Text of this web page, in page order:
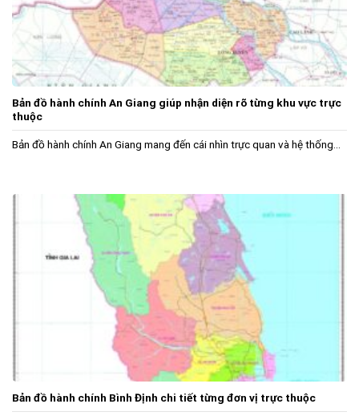
Bản đồ hành chính An Giang giúp nhận diện rõ từng khu vực trực
thuộc
Bản đồ hành chính An Giang mang đến cái nhìn trực quan và hệ thống...
Bản đồ hành chính Bình Định chi tiết từng đơn vị trực thuộc